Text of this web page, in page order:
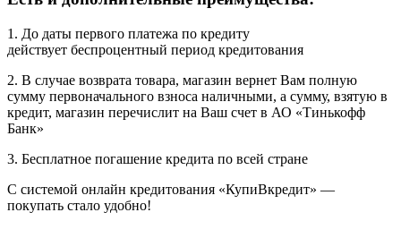
1. До даты первого платежа по кредиту
действует беспроцентный период кредитования
2. В случае возврата товара, магазин вернет Вам полную
сумму первоначального взноса наличными, а сумму, взятую в
кредит, магазин перечислит на Ваш счет в АО «Тинькофф
Банк»
3. Бесплатное погашение кредита по всей стране
С системой онлайн кредитования «КупиВкредит» —
покупать стало удобно!